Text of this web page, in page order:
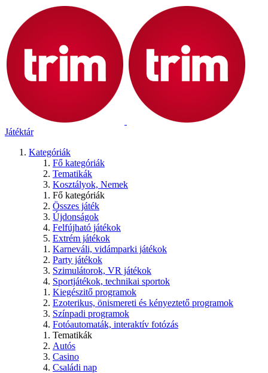
Játéktár
Kategóriák
Fő kategóriák
Tematikák
Kosztályok, Nemek
Fő kategóriák
Összes játék
Újdonságok
Felfújható játékok
Extrém játékok
Karneváli, vidámparki játékok
Party játékok
Szimulátorok, VR játékok
Sportjátékok, technikai sportok
Kiegészitő programok
Ezoterikus, önismereti és kényeztető programok
Színpadi programok
Fotóautomaták, interaktív fotózás
Tematikák
Autós
Casino
Családi nap